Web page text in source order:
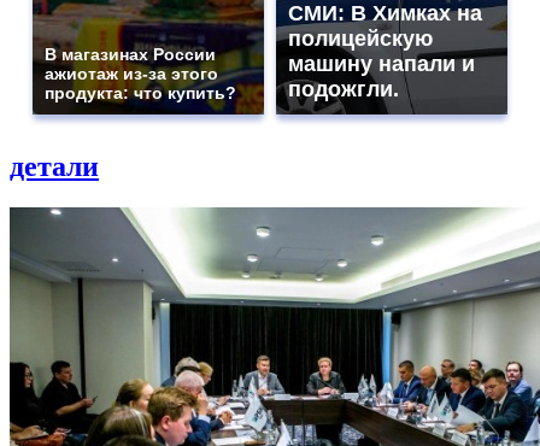
В магазинах России
ажиотаж из-за этого
продукта: что купить?
СМИ: В Химках на
полицейскую
машину напали и
подожгли.
детали